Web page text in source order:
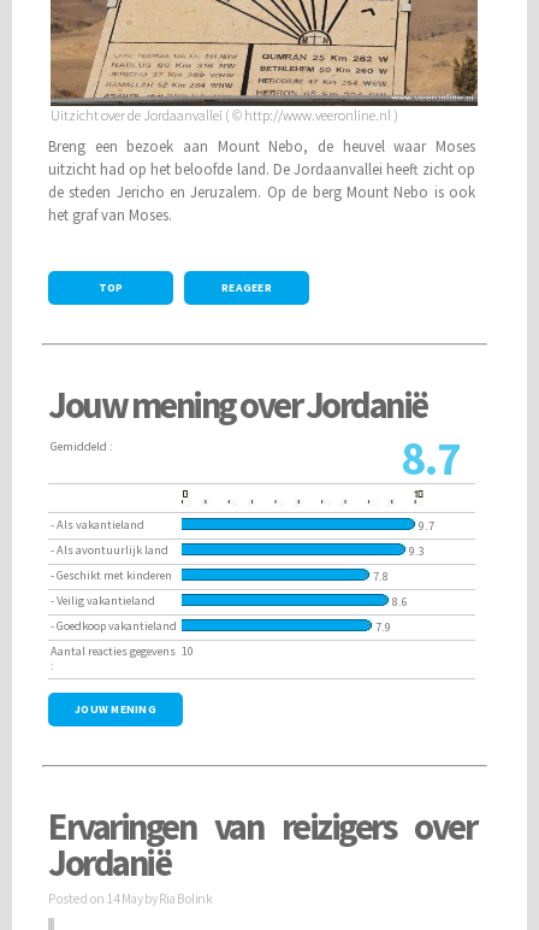
Uitzicht over de Jordaanvallei ( © http://www.veeronline.nl )
Breng een bezoek aan Mount Nebo, de heuvel waar Moses
uitzicht had op het beloofde land. De Jordaanvallei heeft zicht op
de steden Jericho en Jeruzalem. Op de berg Mount Nebo is ook
het graf van Moses.
TOP REAGEER
Jouw mening over Jordanië
Gemiddeld : 8.7
- Als vakantieland
9.7
- Als avontuurlijk land
9.3
- Geschikt met kinderen
7.8
- Veilig vakantieland
8.6
- Goedkoop vakantieland
7.9
Aantal reacties gegevens
:
10
JOUW MENING
Ervaringen van reizigers over
Jordanië
Posted on 14 Mayby Ria Bolink